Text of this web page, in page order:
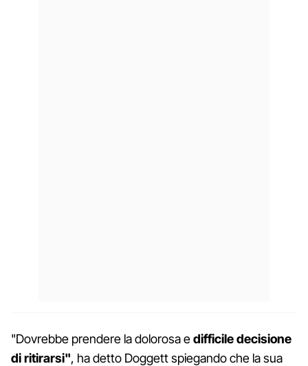
"Dovrebbe prendere la dolorosa edifficile decisione
di ritirarsi", ha detto Doggett spiegando che la sua